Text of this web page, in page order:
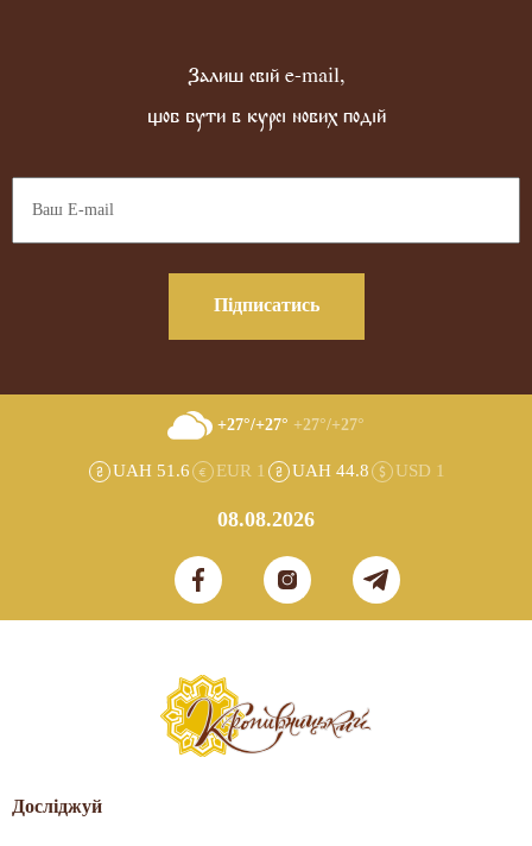
Залиш свій e-mail,
щоб бути в курсі нових подій
Підписатись
+27°/+27° +27°/+27°
UAH 51.6 EUR 1 UAH 44.8 USD 1
08.08.2026
Досліджуй